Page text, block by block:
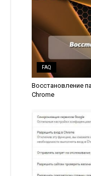
FAQ
Восстановление
Chrome